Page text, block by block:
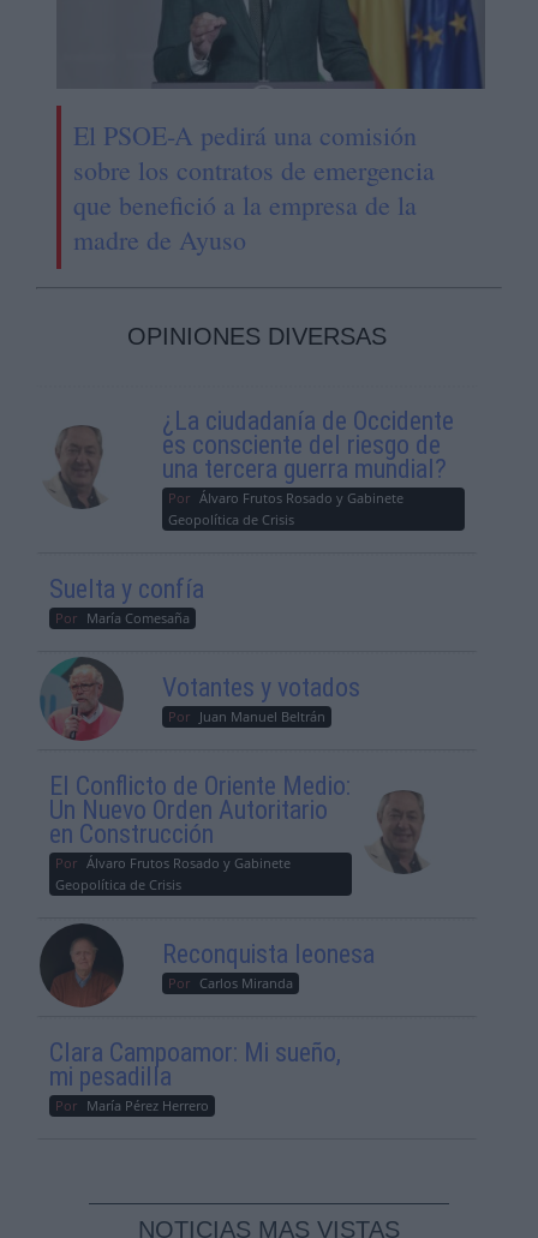
El PSOE-A pedirá una comisión
sobre los contratos de emergencia
que benefició a la empresa de la
madre de Ayuso
OPINIONES DIVERSAS
¿La ciudadanía de Occidente
es consciente del riesgo de
una tercera guerra mundial?
Por Álvaro Frutos Rosado y Gabinete
Geopolítica de Crisis
Suelta y confía
Por María Comesaña
Votantes y votados
Por Juan Manuel Beltrán
El Conflicto de Oriente Medio:
Un Nuevo Orden Autoritario
en Construcción
Por Álvaro Frutos Rosado y Gabinete
Geopolítica de Crisis
Reconquista leonesa
Por Carlos Miranda
Clara Campoamor: Mi sueño,
mi pesadilla
Por María Pérez Herrero
NOTICIAS MAS VISTAS